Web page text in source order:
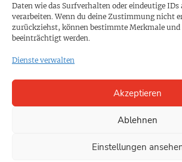
Daten wie das Surfverhalten oder eindeutige IDs
verarbeiten. Wenn du deine Zustimmung nicht
zurückziehst, können bestimmte Merkmale
beeinträchtigt werden.
Dienste verwalten
Akzeptieren
Ablehnen
Einstellungen
SPENDEN
Datenschutz
KONTAKT